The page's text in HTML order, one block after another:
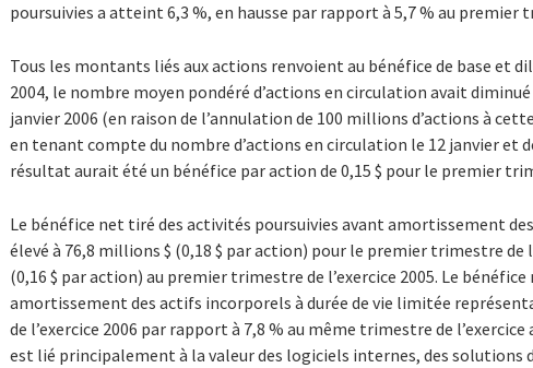
poursuivies a atteint 6,3 %, en hausse par rapport à 5,7 % au premier
Tous les montants liés aux actions renvoient au bénéfice de base et
2004, le nombre moyen pondéré d’actions en circulation avait diminué
janvier 2006 (en raison de l’annulation de 100 millions d’actions à
en tenant compte du nombre d’actions en circulation le 12 janvier et
résultat aurait été un bénéfice par action de 0,15 $ pour le premier
Le bénéfice net tiré des activités poursuivies avant amortissement
élevé à 76,8 millions $ (0,18 $ par action) pour le premier trimestre de
(0,16 $ par action) au premier trimestre de l’exercice 2005. Le
amortissement des actifs incorporels à durée de vie limitée
de l’exercice 2006 par rapport à 7,8 % au même trimestre de
est lié principalement à la valeur des logiciels internes, des solutions